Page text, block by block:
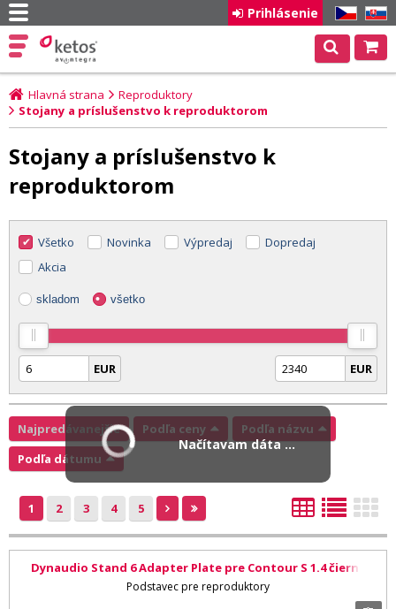
CZ SK
Prihlásenie
Hlavná strana
Reproduktory
Stojany a príslušenstvo k reproduktorom
Stojany a príslušenstvo k
reproduktorom
Všetko Novinka Výpredaj
Dopredaj
Akcia
skladom všetko
EUR EUR
Najpredávanejšie Podľa ceny
Podľa názvu
Podľa dátumu
1 2 3 4 5
Dynaudio Stand 6 Adapter Plate pre Contour S 1.4 čierna
Podstavec pre reproduktory
Načítavam dáta ...